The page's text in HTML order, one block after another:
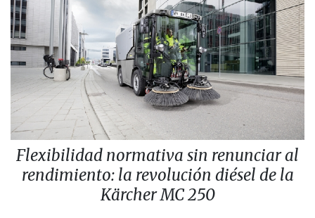
Flexibilidad normativa sin renunciar al
rendimiento: la revolución diésel de la
Kärcher MC 250